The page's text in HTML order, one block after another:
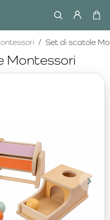
Montessori
Set di scatole